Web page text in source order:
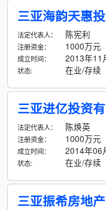
三亚海韵天惠
法定代表人： 陈宪利
注册资金： 1000万元
成立时间： 2013年11
状态: 在业/存续
三亚进亿投资
法定代表人： 陈焕英
注册资金： 1000万元
成立时间： 2014年06
状态: 在业/存续
三亚振希房地